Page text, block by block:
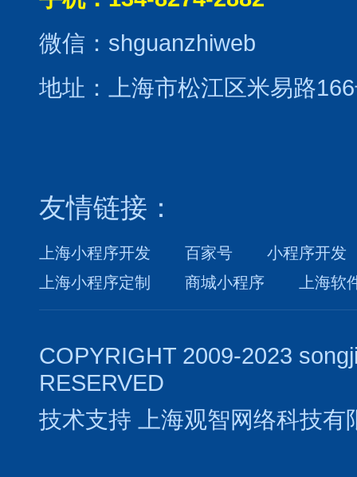
微信：shguanzhiweb
地址：上海市松江区米易路
友情链接：
上海小程序开发 百家号
小程序开发
上海小程序定制
商城小程序 上海软
COPYRIGHT 2009-2023
RESERVED
技术支持
上海观智网络科技有